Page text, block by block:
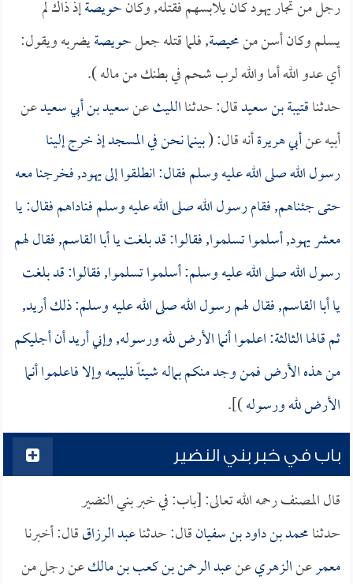
رجل من تجار يهود كان يلابسهم فقتله, وكانحويصةإذ ذاك لم
يسلم وكان أسن منمحيصة, فلما قتله جعلحويصةيضربه ويقول:
أي عدو الله أما والله لرب شحم في بطنك من ماله ).
حدثناقتيبة بن سعيدقال: حدثناالليثعنسعيد بن أبي سعيدعن
أبيه عنأبي هريرةأنه قال: (بينما نحن في المسجد إذ خرج إلينا
رسول الله صلى الله عليه وسلم فقال: انطلقوا إلى يهود, فخرجنا معه
حتى جئناهم, فقام رسول الله صلى الله عليه وسلم فناداهم فقال: يا
معشر يهود, أسلموا تسلموا, فقالوا: قد بلغت يا أبا القاسم, فقال لهم
رسول الله صلى الله عليه وسلم: أسلموا تسلموا, فقالوا: قد بلغت
يا أبا القاسم, فقال لهم رسول الله صلى الله عليه وسلم: ذلك أريد,
ثم قالها الثالثة: اعلموا أنما الأرض لله ورسوله, وإني أريد أن أجليكم
من هذه الأرض فمن وجد منكم بماله شيئاً فليبعه وإلا فاعلموا أنما
الأرض لله ورسوله)].
باب في خبر بني النضير
قال المصنف رحمه الله تعالى: [باب: في خبر بني النضير
حدثنامحمد بن داود بن سفيانقال: حدثناعبد الرزاققال: أخبرنا
معمرعنالزهريعنعبد الرحمن بن كعب بن مالكعن رجل من